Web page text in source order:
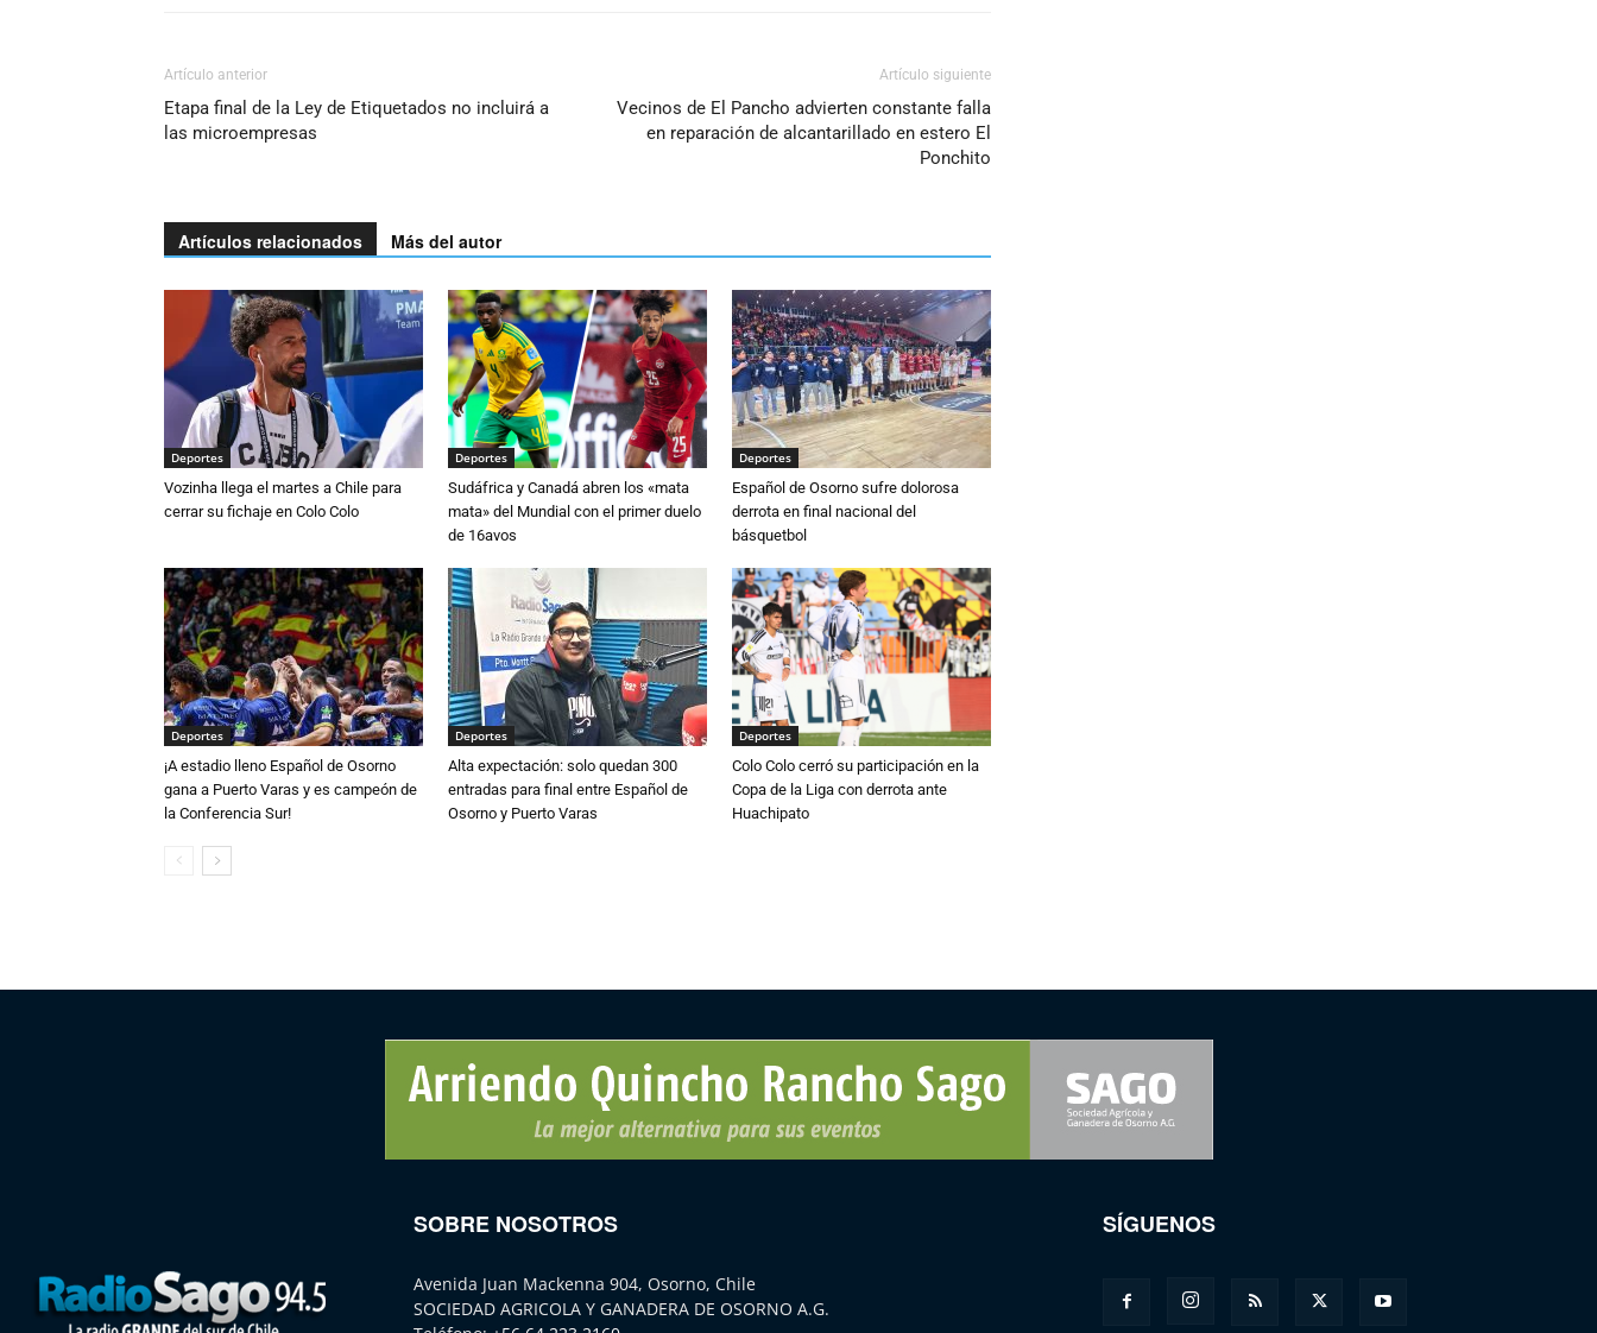
Artículo anterior
Etapa final de la Ley de Etiquetados no incluirá a
las microempresas
Artículo siguiente
Vecinos de El Pancho advierten constante falla
en reparación de alcantarillado en estero El
Ponchito
Artículos relacionados Más del autor
Deportes
Vozinha llega el martes a Chile para
cerrar su fichaje en Colo Colo
Deportes
Sudáfrica y Canadá abren los «mata
mata» del Mundial con el primer duelo
de 16avos
Deportes
Español de Osorno sufre dolorosa
derrota en final nacional del
básquetbol
Deportes
¡A estadio lleno Español de Osorno
gana a Puerto Varas y es campeón de
la Conferencia Sur!
Deportes
Alta expectación: solo quedan 300
entradas para final entre Español de
Osorno y Puerto Varas
Deportes
Colo Colo cerró su participación en la
Copa de la Liga con derrota ante
Huachipato
SOBRE NOSOTROS
Avenida Juan Mackenna 904, Osorno, Chile
SOCIEDAD AGRICOLA Y GANADERA DE OSORNO A.G.
SÍGUENOS